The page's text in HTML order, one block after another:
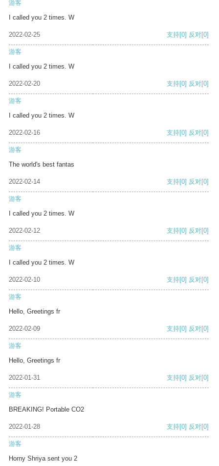
游客
I called you 2 times. W
2022-02-25 支持[0] 反对[0]
游客
I called you 2 times. W
2022-02-20 支持[0] 反对[0]
游客
I called you 2 times. W
2022-02-16 支持[0] 反对[0]
游客
The world's best fantas
2022-02-14 支持[0] 反对[0]
游客
I called you 2 times. W
2022-02-12 支持[0] 反对[0]
游客
I called you 2 times. W
2022-02-10 支持[0] 反对[0]
游客
Hello, Greetings fr
2022-02-09 支持[0] 反对[0]
游客
Hello, Greetings fr
2022-01-31 支持[0] 反对[0]
游客
BREAKING! Portable CO2
2022-01-28 支持[0] 反对[0]
游客
Horny Shriya sent you 2